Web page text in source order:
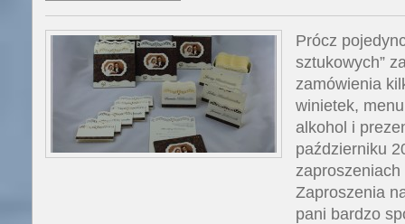
Prócz
sztukowych”
zamówienia
winietek,
alkohol i
październiku
Zaproszenia
pani bardzo